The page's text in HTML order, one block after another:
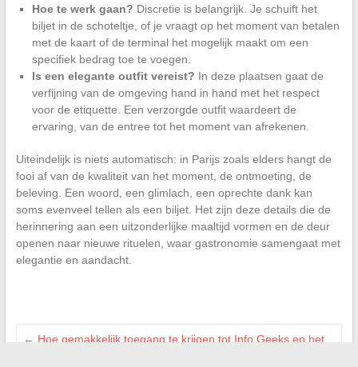
Hoe te werk gaan? Discretie is belangrijk. Je schuift het
biljet in de schoteltje, of je vraagt op het moment van betalen
met de kaart of de terminal het mogelijk maakt om een
specifiek bedrag toe te voegen.
Is een elegante outfit vereist? In deze plaatsen gaat de
verfijning van de omgeving hand in hand met het respect
voor de etiquette. Een verzorgde outfit waardeert de
ervaring, van de entree tot het moment van afrekenen.
Uiteindelijk is niets automatisch: in Parijs zoals elders hangt de
fooi af van de kwaliteit van het moment, de ontmoeting, de
beleving. Een woord, een glimlach, een oprechte dank kan
soms evenveel tellen als een biljet. Het zijn deze details die de
herinnering aan een uitzonderlijke maaltijd vormen en de deur
openen naar nieuwe rituelen, waar gastronomie samengaat met
elegantie en aandacht.
← Hoe gemakkelijk toegang te krijgen tot Info Geeks en het